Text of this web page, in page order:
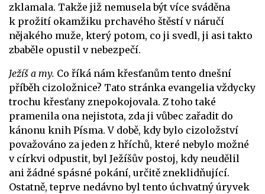
zklamala. Takže již nemusela být více sváděna
k prožití okamžiku prchavého štěstí v náručí
nějakého muže, který potom, co ji svedl, ji asi takto
zbaběle opustil v nebezpečí.
Ježíš a my. Co říká nám křesťanům tento dnešní
příběh cizoložnice? Tato stránka evangelia vždycky
trochu křesťany znepokojovala. Z toho také
pramenila ona nejistota, zda ji vůbec zařadit do
kánonu knih Písma. V době, kdy bylo cizoložství
považováno za jeden z hříchů, které nebylo možné
v církvi odpustit, byl Ježíšův postoj, kdy neudělil
ani žádné spásné pokání, určitě zneklidňující.
Ostatně, teprve nedávno byl tento úchvatný úryvek